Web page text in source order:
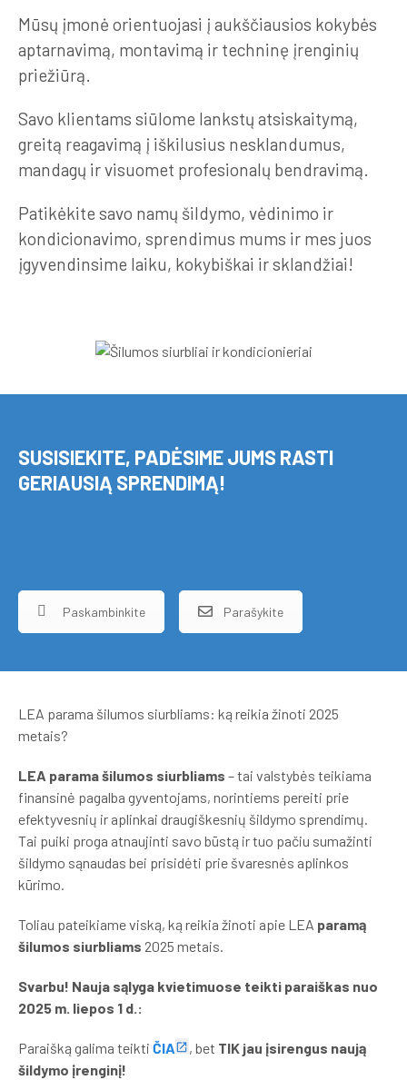
Mūsų įmonė orientuojasi į aukščiausios kokybės
aptarnavimą, montavimą ir techninę įrenginių
priežiūrą.
Savo klientams siūlome lankstų atsiskaitymą,
greitą reagavimą į iškilusius nesklandumus,
mandagų ir visuomet profesionalų bendravimą.
Patikėkite savo namų šildymo, vėdinimo ir
kondicionavimo, sprendimus mums ir mes juos
įgyvendinsime laiku, kokybiškai ir sklandžiai!
SUSISIEKITE, PADĖSIME JUMS RASTI
GERIAUSIĄ SPRENDIMĄ!
Paskambinkite Parašykite
LEA parama šilumos siurbliams: ką reikia žinoti 2025
metais?
LEA parama šilumos siurbliams – tai valstybės teikiama
finansinė pagalba gyventojams, norintiems pereiti prie
efektyvesnių ir aplinkai draugiškesnių šildymo sprendimų.
Tai puiki proga atnaujinti savo būstą ir tuo pačiu sumažinti
šildymo sąnaudas bei prisidėti prie švaresnės aplinkos
kūrimo.
Toliau pateikiame viską, ką reikia žinoti apie LEA paramą
šilumos siurbliams 2025 metais.
Svarbu! Nauja sąlyga kvietimuose teikti paraiškas nuo
2025 m. liepos 1 d.:
Paraišką galima teikti ČIA , bet TIK jau įsirengus naują
šildymo įrenginį!